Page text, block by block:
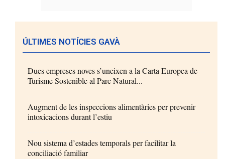
ÚLTIMES NOTÍCIES GAVÀ
Dues empreses noves s’uneixen a la Carta Europea de
Turisme Sostenible al Parc Natural...
Augment de les inspeccions alimentàries per prevenir
intoxicacions durant l’estiu
Nou sistema d’estades temporals per facilitar la
conciliació familiar